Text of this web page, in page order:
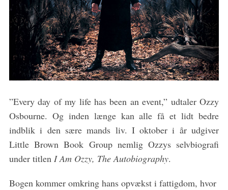
”Every day of my life has been an event,” udtaler Ozzy
Osbourne. Og inden længe kan alle få et lidt bedre
indblik i den sære mands liv. I oktober i år udgiver
Little Brown Book Group nemlig Ozzys selvbiografi
under titlen I Am Ozzy, The Autobiography.
Bogen kommer omkring hans opvækst i fattigdom, hvor
S
e
a
c
h
o